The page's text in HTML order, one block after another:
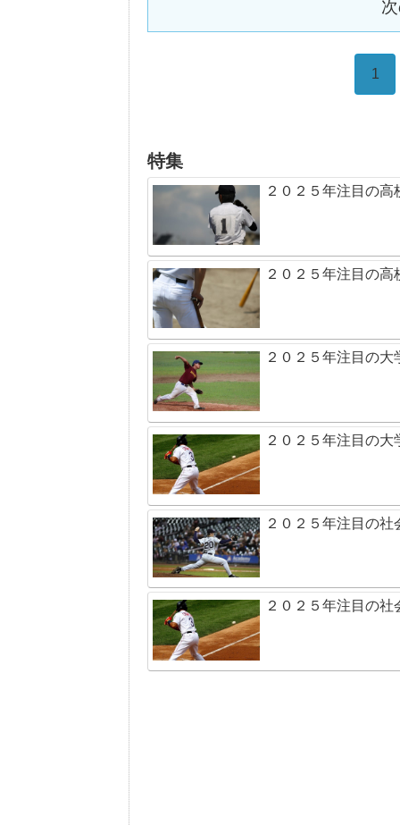
1
特集
２０２５年注目の
２０２５年注目の
２０２５年注目の
２０２５年注目の
２０２５年注目の
２０２５年注目の